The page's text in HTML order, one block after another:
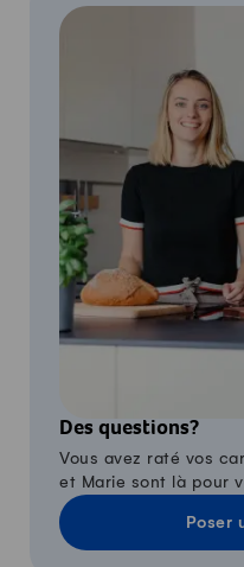
Des questions?
Vous avez raté vos
et Marie sont là pour
Poser